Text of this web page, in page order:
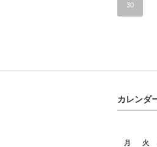
30
カレンダ
月 火